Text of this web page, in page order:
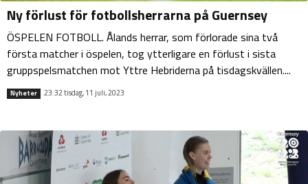
Ny förlust för fotbollsherrarna på Guernsey
ÖSPELEN FOTBOLL. Ålands herrar, som förlorade sina två
första matcher i öspelen, tog ytterligare en förlust i sista
gruppspelsmatchen mot Yttre Hebriderna på tisdagskvällen....
Nyheter 23:32 tisdag, 11 juli, 2023